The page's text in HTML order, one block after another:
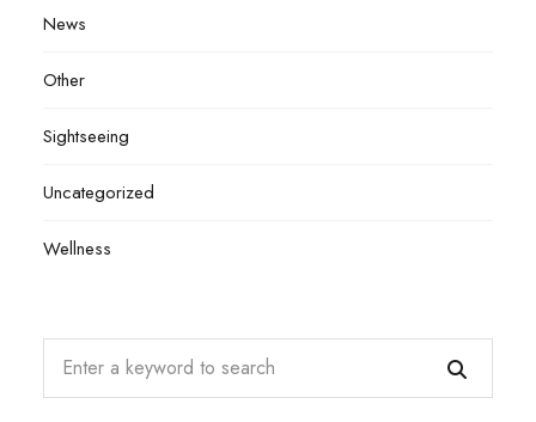
News
Other
Sightseeing
Uncategorized
Wellness